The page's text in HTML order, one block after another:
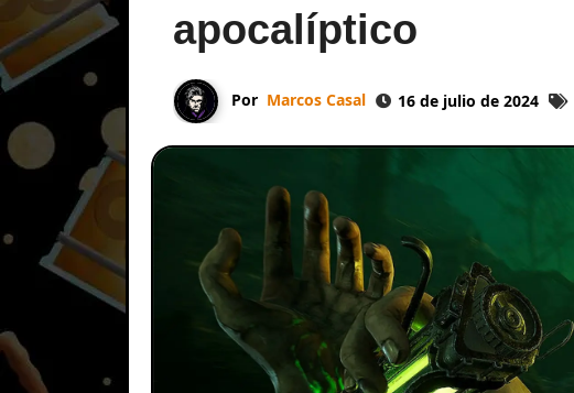
apocalíptico
Por Marcos Casal 16 de julio de 2024